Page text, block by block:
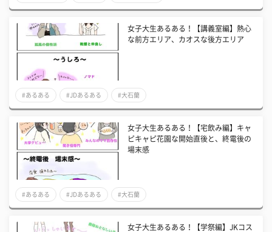
女子大生あるある！【講義室編】熱心
な前方エリア、カオスな後方エリア
#あるある #JDあるある #大石蘭
女子大生あるある！【宅飲み編】キャ
ピキャピ花園な開始直後と、終電後の
場末感
#あるある #JDあるある #大石蘭
女子大生あるある！【学祭編】JKコス